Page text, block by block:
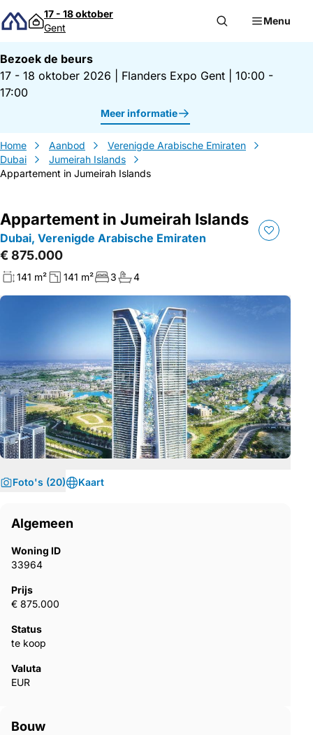
Direct naar inhoud
17 - 18 oktober
Gent
Menu
Bezoek de beurs
17 - 18 oktober 2026
Flanders Expo Gent
10:00 -
17:00
Meer informatie
Home Aanbod
Verenigde Arabische Emiraten
Dubai
Jumeirah Islands
Appartement in Jumeirah Islands
Appartement in Jumeirah Islands
Dubai, Verenigde Arabische Emiraten
€ 875.000
141 m² 141 m² 3 4
Foto's (20) Kaart
Algemeen
Woning ID
33964
Prijs
€ 875.000
Status
te koop
Valuta
EUR
Bouw